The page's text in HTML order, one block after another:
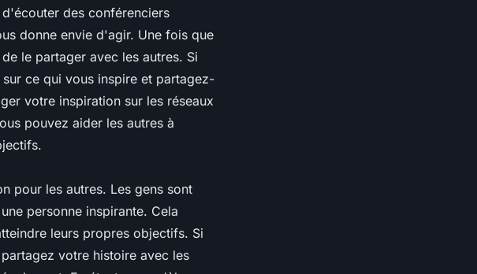
des conférenciers
donne envie d'agir. Une fois que
le partager avec les autres. Si
ce qui vous inspire et partagez-
votre inspiration sur les réseaux
pouvez aider les autres à
pour les autres. Les gens sont
personne inspirante. Cela
leurs propres objectifs. Si
votre histoire avec les